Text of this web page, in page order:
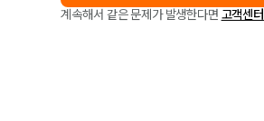
계속해서 같은 문제가 발생한다면 고객센터